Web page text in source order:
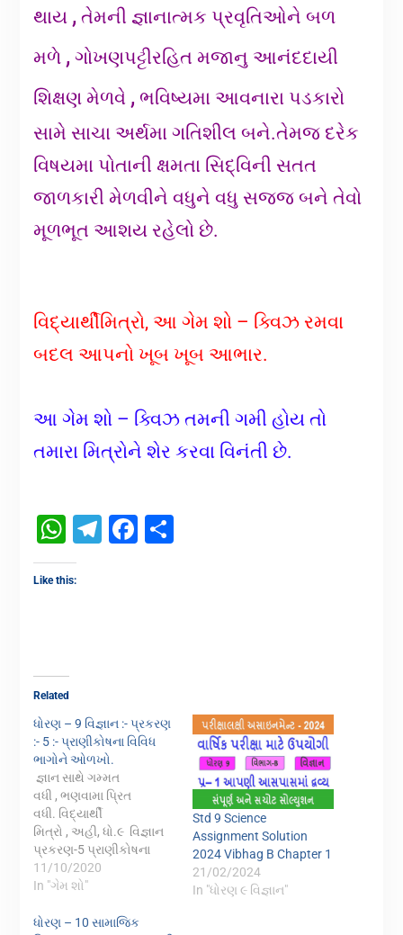
થાય , તેમની જ્ઞાનાત્મક પ્રવૃતિઓને બળ
મળે , ગોખણપટ્ટીરહિત મજાનુ આનંદદાયી
શિક્ષણ મેળવે , ભવિષ્યમા આવનારા પડકારો
સામે સાચા અર્થમા ગતિશીલ બને.તેમજ દરેક
વિષયમા પોતાની ક્ષમતા સિદ્વિની સતત
જાળકારી મેળવીને વધુને વધુ સજ્જ બને તેવો
મૂળભૂત આશય રહેલો છે.
વિદ્યાર્થીમિત્રો, આ ગેમ શો – ક્વિઝ રમવા
બદલ આપનો ખૂબ ખૂબ આભાર.
આ ગેમ શો – ક્વિઝ તમની ગમી હોય તો
તમારા મિત્રોને શેર કરવા વિનંતી છે.
WhatsApp
Telegram
Facebook
Share
Like this:
Related
ધોરણ – 9 વિજ્ઞાન :- પ્રકરણ
:- 5 :- પ્રાણીકોષના વિવિધ
ભાગોને ઓળખો.
જ્ઞાન સાથે ગમ્મત
વધી , ભણવામા પ્રિત
વધી. વિદ્યાર્થી
મિત્રો , અહી, ધો.૯ વિજ્ઞાન
પ્રકરણ-5 પ્રાણીકોષના
વિવિધ ભાગોને
ઓળખો. મૂકવામાં આવી
સ્ટાર્ટ કરી શકાશે. જમણી
11/10/2020
In "ગેમ શો"
Std 9 Science
Assignment Solution
2024 Vibhag B Chapter 1
21/02/2024
In "ધોરણ ૯ વિજ્ઞાન"
ધોરણ – 10 સામાજિક